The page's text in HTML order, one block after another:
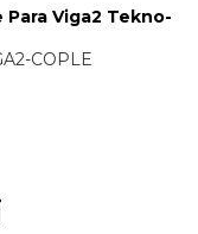
Para Viga2 Tekno-
COPLE